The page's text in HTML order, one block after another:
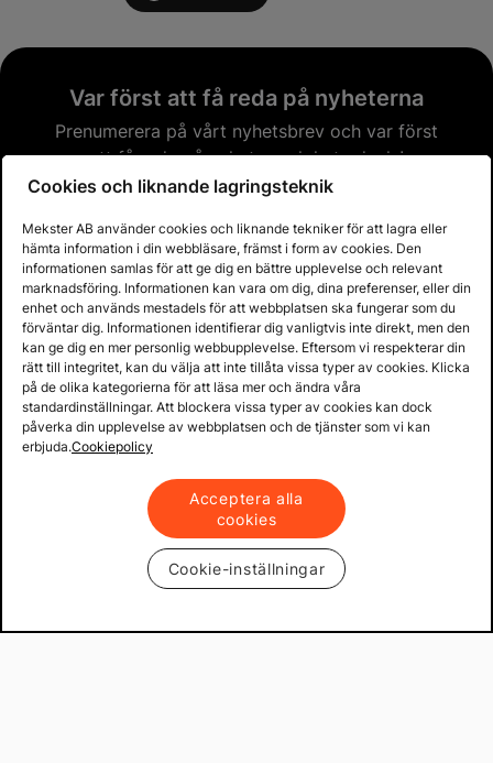
Var först att få reda på nyheterna
Prenumerera på vårt nyhetsbrev och var först
att få reda på nyheter och heta deals!
Prenumerera
Köpvillkor & info
Support
Produkter & lösningar
Mekster.se
Cookies och liknande lagringsteknik
Mekster AB använder cookies och liknande tekniker för att lagra eller
hämta information i din webbläsare, främst i form av cookies. Den
informationen samlas för att ge dig en bättre upplevelse och relevant
marknadsföring. Informationen kan vara om dig, dina preferenser, eller din
enhet och används mestadels för att webbplatsen ska fungerar som du
förväntar dig. Informationen identifierar dig vanligtvis inte direkt, men den
kan ge dig en mer personlig webbupplevelse. Eftersom vi respekterar din
rätt till integritet, kan du välja att inte tillåta vissa typer av cookies. Klicka
på de olika kategorierna för att läsa mer och ändra våra
standardinställningar. Att blockera vissa typer av cookies kan dock
påverka din upplevelse av webbplatsen och de tjänster som vi kan
erbjuda.Cookiepolicy
Acceptera alla
cookies
Cookie-inställningar